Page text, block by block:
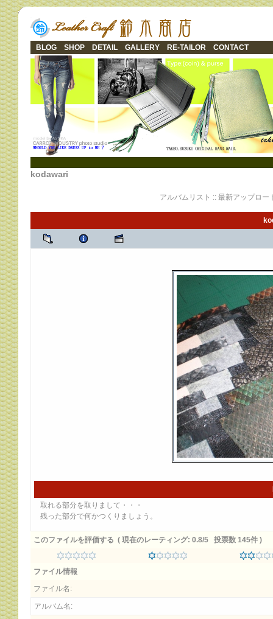
BLOG SHOP DETAIL GALLERY RE-TAILOR CONTACT
kodawari
アルバムリスト :: 最新アップロー
取れる部分を取りまして・・・
残った部分で何かつくりましょう。
このファイルを評価する ( 現在のレーティング: 0.8/5 投票数 145件 )
ファイル情報
ファイル名:
アルバム名: